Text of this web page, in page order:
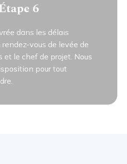
6
dans les délais
vous de levée de
et le chef de projet. Nous
pour tout